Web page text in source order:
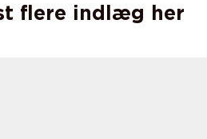
flere indlæg her